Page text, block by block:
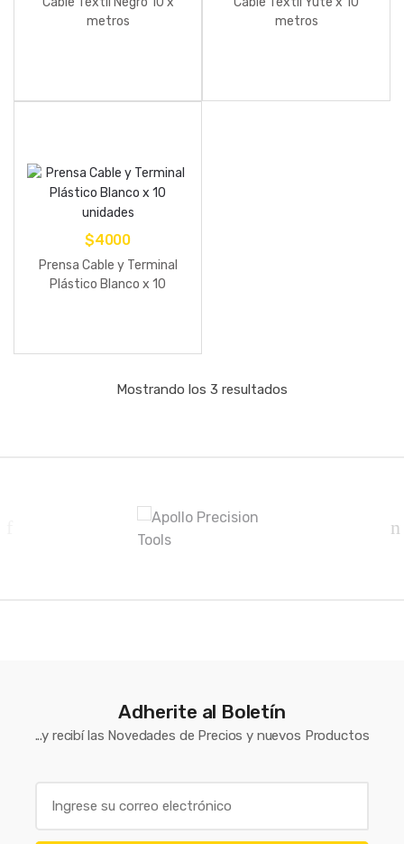
metros
metros
$4000
Prensa Cable y Terminal
Plástico Blanco x 10
Mostrando los 3 resultados
Adherite al Boletín
...y recibí las Novedades de Precios y nuevos Productos
a